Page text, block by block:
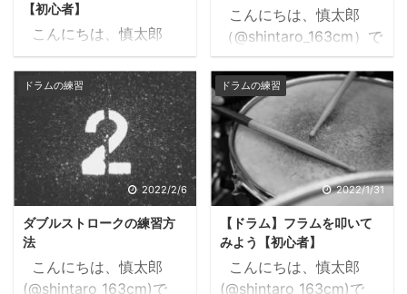
【初心者】
こんにちは、慎太郎
（@shintaro_163cm）で
す。 みなさんはシャッ
フルというリズムをご存
知でしょうか？ 聞いた
ことはあるけどよくわか
んないな シャッフル？シ
ェイクじゃなくて？ 今
回はそんなシャッフルに
ついて紹介します。 参
考になれば幸いです。
目次1 シャッフルとは？
こんにちは、慎太郎
（@shintaro_163cm）で
す。 ライブしてると、
曲の締め方に困るという
相談を受けます。 全部同
じにしたら何かカッコ悪
い、でもバリエーション
が思い浮かばない。 レ
ッスンでもよく聞かれま
す。 曲の締め方がわか
らないよ 適当に連打し
たら良いんですよ その
適当がわかんない ごめ
ドラムの練習
2022/2/6
ダブルストロークの練習方
法
こんにちは、慎太郎
(@shintaro_163cm)で
ドラムの練習
2022/1/31
【ドラム】フラムを叩いて
みよう【初心者】
こんにちは、慎太郎
(@shintaro_163cm)で